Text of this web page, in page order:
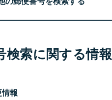
検索に関する情報
報